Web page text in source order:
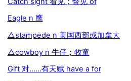
Eagle n 鹰
△stampede n 美国西部或加拿大
△cowboy n 牛仔；牧童
Gift 对……有天赋 have a for